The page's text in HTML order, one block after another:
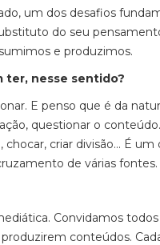
um dos desafios
do seu
e produzimos.
ter, nesse sentido?
E penso que é da
questionar o
criar divisão... É
de várias fontes.
Convidamos
conteúdos.